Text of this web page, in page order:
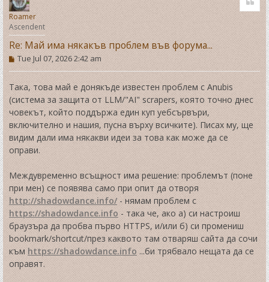
Roamer
Ascendent
Re: Май има някакъв проблем във форума...
P
o
s
t
Tue Jul 07, 2026 2:42 am
Така, това май е донякъде известен проблем с Anubis
(система за защита от LLM/"AI" scrapers, която точно днес
човекът, който поддържа един куп уебсървъри,
включително и нашия, пусна върху всичките). Писах му, ще
видим дали има някакви идеи за това как може да се
оправи.
Междувременно всъщност има решение: проблемът (поне
при мен) се появява само при опит да отворя
http://shadowdance.info/- нямам проблем с
https://shadowdance.info- така че, ако а) си настроиш
браузъра да пробва първо HTTPS, и/или б) си промениш
bookmark/shortcut/през каквото там отваряш сайта да сочи
къмhttps://shadowdance.info...би трябвало нещата да се
оправят.